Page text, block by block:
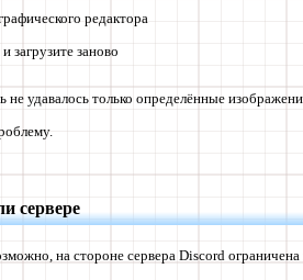
редактора
загрузите заново
не удавалось только определённые
сервере
на стороне сервера Discord